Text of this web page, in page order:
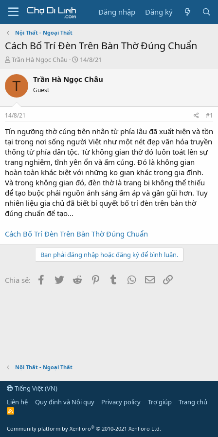
Đăng nhập Đăng ký
Nội Thất - Ngoại Thất
Cách Bố Trí Đèn Trên Bàn Thờ Đúng Chuẩn
T
r
e
a
s
t
a
r
t
e
r
Trần Hà Ngọc Châu
N
à
14/8/21
T Trần Hà Ngọc Châu
Guest
14/8/21 #1
Tín ngưỡng thờ cúng tiên nhân từ phía lâu đã xuất hiện và tồn
tại trong nơi sống người Việt như một nét đẹp văn hóa truyền
thống từ phía dân tộc. Từ không gian thờ đó luôn toát lên sự
trang nghiêm, tĩnh yên ổn và ấm cúng. Đó là không gian
hoàn toàn khác biệt với những ko gian khác trong gia đình.
Và trong không gian đó, đèn thờ là trang bị không thể thiếu
để tạo buộc phải nguồn ánh sáng ấm áp và gần gũi hơn. Tuy
nhiên liệu gia chủ đã biết bí quyết bố trí đèn trên bàn thờ
đúng chuẩn để tạo...
Cách Bố Trí Đèn Trên Bàn Thờ Đúng Chuẩn
Bạn phải đăng nhập hoặc đăng ký để bình luận.
Chia sẻ: Facebook
Twitter Reddit PinterestTumblr WhatsApp
Email
Nội Thất - Ngoại Thất
Tiếng Việt (VN)
Liên hệ
Quy định và Nội quy Privacy policy Trợ giúp Trang chủ
R
Community platform by XenForo® © 2010-2021 XenForo Ltd.